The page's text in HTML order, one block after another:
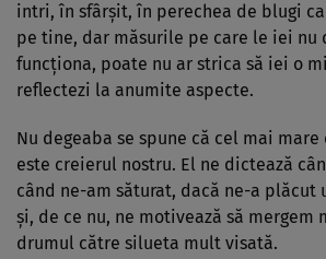
intri, în sfârşit, în perechea de blugi
pe tine, dar măsurile pe care le iei nu
funcţiona, poate nu ar strica să iei o
reflectezi la anumite aspecte.
Nu degeaba se spune că cel mai
este creierul nostru. El ne dictează
când ne-am săturat, dacă ne-a
şi, de ce nu, ne motivează să mergem
drumul către silueta mult visată.